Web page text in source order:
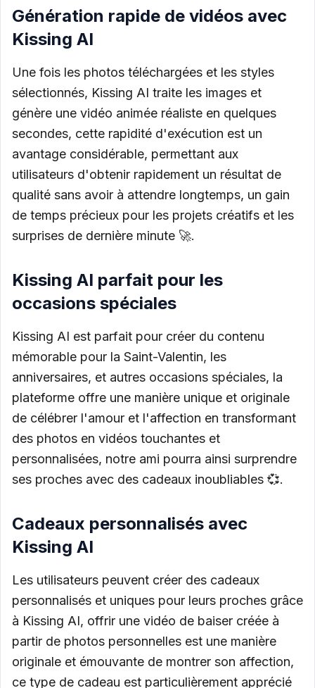
Génération rapide de vidéos avec
Kissing AI
Une fois les photos téléchargées et les styles
sélectionnés, Kissing AI traite les images et
génère une vidéo animée réaliste en quelques
secondes, cette rapidité d'exécution est un
avantage considérable, permettant aux
utilisateurs d'obtenir rapidement un résultat de
qualité sans avoir à attendre longtemps, un gain
de temps précieux pour les projets créatifs et les
surprises de dernière minute 🚀.
Kissing AI parfait pour les
occasions spéciales
Kissing AI est parfait pour créer du contenu
mémorable pour la Saint-Valentin, les
anniversaires, et autres occasions spéciales, la
plateforme offre une manière unique et originale
de célébrer l'amour et l'affection en transformant
des photos en vidéos touchantes et
personnalisées, notre ami pourra ainsi surprendre
ses proches avec des cadeaux inoubliables 💞.
Cadeaux personnalisés avec
Kissing AI
Les utilisateurs peuvent créer des cadeaux
personnalisés et uniques pour leurs proches grâce
à Kissing AI, offrir une vidéo de baiser créée à
partir de photos personnelles est une manière
originale et émouvante de montrer son affection,
ce type de cadeau est particulièrement apprécié